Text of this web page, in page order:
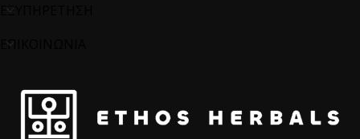
ΕΞΥΠΗΡΕΤΗΣΗ
ΕΠΙΚΟΙΝΩΝΙΑ